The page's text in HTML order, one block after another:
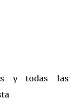
y todas las